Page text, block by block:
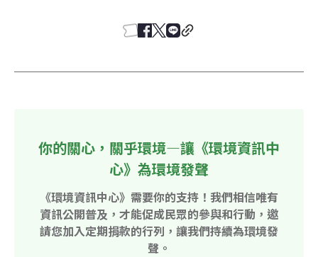
你的關心，關乎環境—讓《環境資訊中
心》為環境發聲
《環境資訊中心》需要你的支持！我們相信唯有
資訊公開普及，才能促成民眾的參與和行動，邀
請您加入定期捐款的行列，讓我們持續為環境發
聲。